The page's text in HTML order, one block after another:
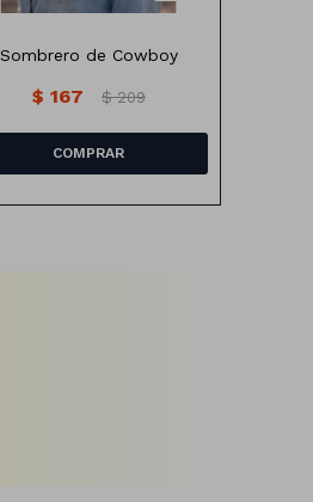
Sombrero de Cowboy
$ 167 $ 209